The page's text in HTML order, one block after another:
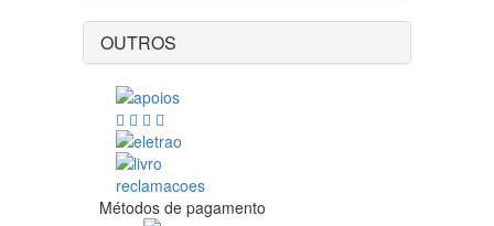
OUTROS
Métodos de pagamento